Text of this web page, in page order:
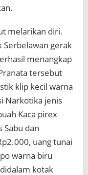
melarikan diri.
Serbelawan gerak
menangkap
tersebut
klip kecil warna
Narkotika jenis
Kaca pirex
Sabu dan
uang tunai
warna biru
kotak